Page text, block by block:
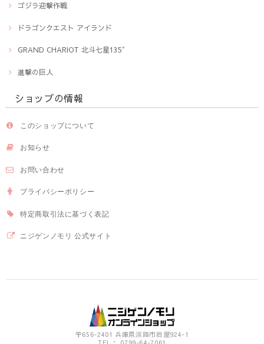
ゴジラ迎撃作戦
ドラゴンクエスト アイランド
GRAND CHARIOT 北斗七星135°
進撃の巨人
ショップの情報
このショップについて
お知らせ
お問い合わせ
プライバシーポリシー
特定商取引法に基づく表記
ニジゲンノモリ 公式サイト
〒656-2401 兵庫県淡路市岩屋924-1